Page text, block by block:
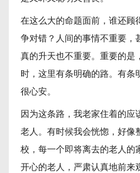
在这么大的命题面前，谁还顾
争对错？人间的事情不重要，
真的升天也不重要。重要的是
时，这里有条明确的路。有条
很心安。
因为这条路，我老家住着的应
老人。有时候我会恍惚，好像
校，每一个即将离去的老人的
开心的老人，严肃认真地前来